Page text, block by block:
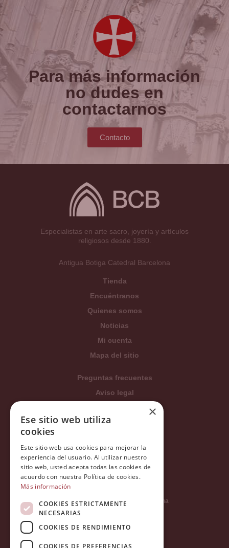
Para más información
no dudes en
contactarnos
Contacto
Especialistas en arte sacro, joyería y artículos
religiosos desde 1880.
Antigua Botiga Catedral Barcelona
Tienda
Encuéntranos
Quienes somos
Noticias
Mi cuenta
Mapa del sitio
Preguntas frecuentes
Aviso legal
Condiciones generales
Política de privacidad
Política Integrada
Tratamiento de datos
Carrer del Duc, 12 - 08002 Barcelona
×
Ese sitio web utiliza
cookies
Este sitio web usa cookies para mejorar la
experiencia del usuario. Al utilizar nuestro
sitio web, usted acepta todas las cookies de
acuerdo con nuestra Política de cookies.
Más información
COOKIES ESTRICTAMENTE
NECESARIAS
COOKIES DE RENDIMIENTO
COOKIES DE PREFERENCIAS